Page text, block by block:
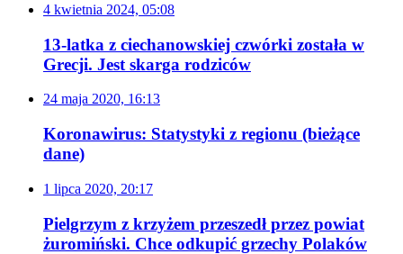
4 kwietnia 2024, 05:08
13-latka z ciechanowskiej czwórki została w
Grecji. Jest skarga rodziców
24 maja 2020, 16:13
Koronawirus: Statystyki z regionu (bieżące
dane)
1 lipca 2020, 20:17
Pielgrzym z krzyżem przeszedł przez powiat
żuromiński. Chce odkupić grzechy Polaków